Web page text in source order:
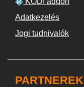
Adatkezelés
Jogi tudnivalók
PARTNEREK